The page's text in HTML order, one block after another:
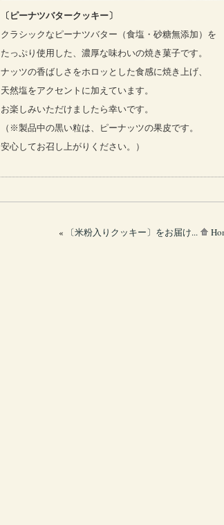
〔ピーナツバタークッキー〕
クラシックなピーナツバター（食塩・砂糖無添加）を
たっぷり使用した、濃厚な味わいの焼き菓子です。
ナッツの香ばしさをホロッとした食感に焼き上げ、
天然塩をアクセントに加えています。
お楽しみいただけましたら幸いです。
（※製品中の黒い粒は、ピーナッツの果皮です。
安心してお召し上がりください。）
« 〔米粉入りクッキー〕をお届け...